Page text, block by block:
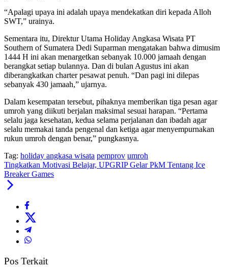
“Apalagi upaya ini adalah upaya mendekatkan diri kepada Alloh
SWT,” urainya.
Sementara itu, Direktur Utama Holiday Angkasa Wisata PT
Southern of Sumatera Dedi Suparman mengatakan bahwa dimusim
1444 H ini akan menargetkan sebanyak 10.000 jamaah dengan
berangkat setiap bulannya. Dan di bulan Agustus ini akan
diberangkatkan charter pesawat penuh. “Dan pagi ini dilepas
sebanyak 430 jamaah,” ujarnya.
Dalam kesempatan tersebut, pihaknya memberikan tiga pesan agar
umroh yang diikuti berjalan maksimal sesuai harapan. “Pertama
selalu jaga kesehatan, kedua selama perjalanan dan ibadah agar
selalu memakai tanda pengenal dan ketiga agar menyempurnakan
rukun umroh dengan benar,” pungkasnya.
Tag: holiday angkasa wisata pemprov umroh
Tingkatkan Motivasi Belajar, UPGRIP Gelar PkM Tentang Ice
Breaker Games
Pos Terkait